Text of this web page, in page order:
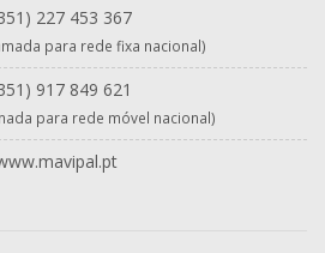
227 453 367
para rede fixa nacional)
917 849 621
para rede móvel nacional)